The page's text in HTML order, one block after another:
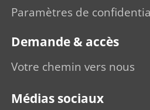
Paramètres de
Demande & accès
Votre chemin vers nous
Médias sociaux